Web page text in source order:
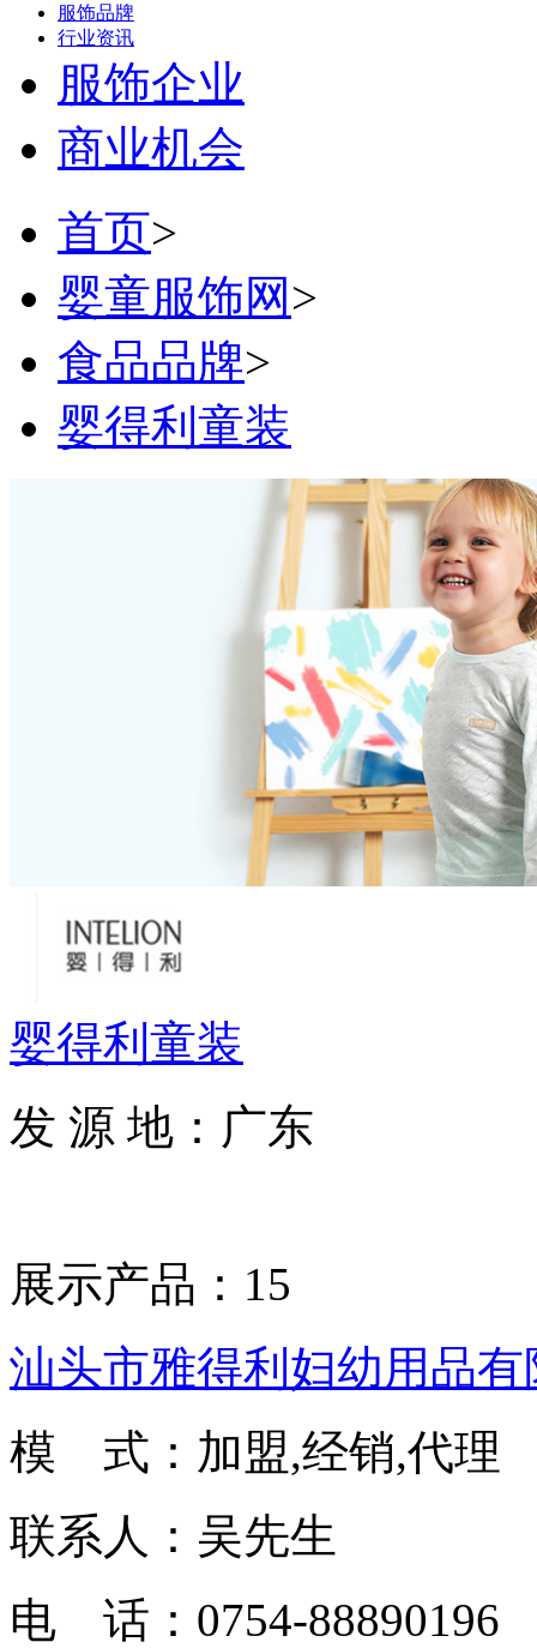
服饰品牌
行业资讯
服饰企业
商业机会
首页>
婴童服饰网 >
食品品牌>
婴得利童装
婴得利童装
发 源 地：广东
展示产品：15
汕头市雅得利妇幼用品有
模 式：加盟,经销,代理
联系人：吴先生
电 话：0754-88890196